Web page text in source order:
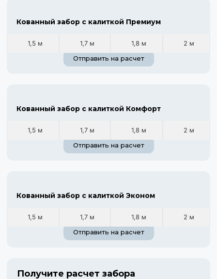
Кованный забор с калиткой Премиум
1,5 м 1,7 м 1,8 м
2 м
Отправить на расчет
Кованный забор с калиткой Комфорт
1,5 м 1,7 м 1,8 м
2 м
Отправить на расчет
Кованный забор с калиткой Эконом
1,5 м 1,7 м 1,8 м
2 м
Отправить на расчет
Получите расчет забора